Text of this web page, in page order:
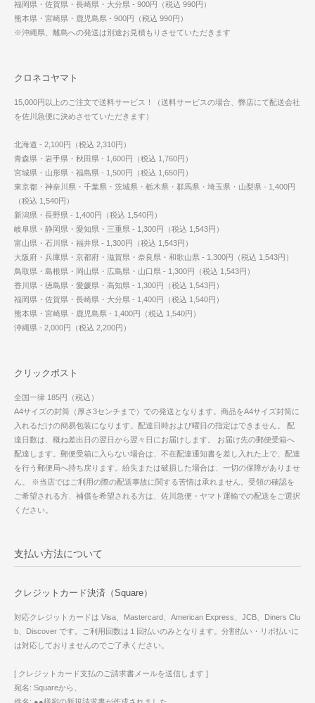
福岡県・佐賀県・長崎県・大分県 - 900円（税込 990円）
熊本県・宮崎県・鹿児島県 - 900円（税込 990円）
※沖縄県、離島への発送は別途お見積もりさせていただきます
クロネコヤマト
15,000円以上のご注文で送料サービス！（送料サービスの場合、弊店にて配送会社
を佐川急便に決めさせていただきます）
北海道 - 2,100円（税込 2,310円）
青森県・岩手県・秋田県 - 1,600円（税込 1,760円）
宮城県・山形県・福島県 - 1,500円（税込 1,650円）
東京都・神奈川県・千葉県・茨城県・栃木県・群馬県・埼玉県・山梨県 - 1,400円
（税込 1,540円）
新潟県・長野県 - 1,400円（税込 1,540円）
岐阜県・静岡県・愛知県・三重県 - 1,300円（税込 1,543円）
富山県・石川県・福井県 - 1,300円（税込 1,543円）
大阪府・兵庫県・京都府・滋賀県・奈良県・和歌山県 - 1,300円（税込 1,543円）
鳥取県・島根県・岡山県・広島県・山口県 - 1,300円（税込 1,543円）
香川県・徳島県・愛媛県・高知県 - 1,300円（税込 1,543円）
福岡県・佐賀県・長崎県・大分県 - 1,400円（税込 1,540円）
熊本県・宮崎県・鹿児島県 - 1,400円（税込 1,540円）
沖縄県 - 2,000円（税込 2,200円）
クリックポスト
全国一律 185円（税込）
A4サイズの封筒（厚さ3センチまで）での発送となります。商品をA4サイズ封筒に
入れるだけの簡易包装になります。配達日時および曜日の指定はできません。 配
達日数は、概ね差出日の翌日から翌々日にお届けします。 お届け先の郵便受箱へ
配達します。郵便受箱に入らない場合は、不在配達通知書を差し入れた上で、配達
を行う郵便局へ持ち戻ります。紛失または破損した場合は、一切の保障がありませ
ん。 ※当店ではご利用の際の配送事故に関する苦情は承れません。受領の確認を
ご希望される方、補償を希望される方は、佐川急便・ヤマト運輸での配送をご選択
ください。
支払い方法について
クレジットカード決済（Square）
対応クレジットカードは Visa、Mastercard、American Express、JCB、Diners Clu
b、Discover です。ご利用回数は１回払いのみとなります。分割払い・リボ払いに
は対応しておりませんのでご了承ください。
[ クレジットカード支払のご請求書メールを送信します ]
宛名: Squareから、